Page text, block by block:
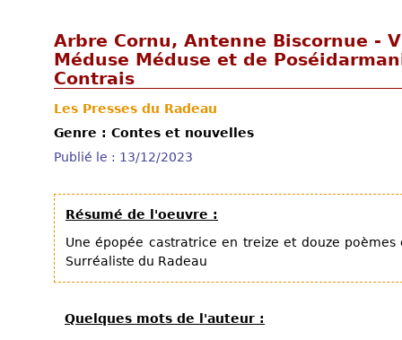
Arbre Cornu, Antenne Biscornue -
Méduse Méduse et de
Contrais
Les Presses du Radeau
Genre : Contes et nouvelles
Publié le : 13/12/2023
Résumé de l'oeuvre :
Une épopée castratrice en treize et douze
Surréaliste du Radeau
Quelques mots de l'auteur :